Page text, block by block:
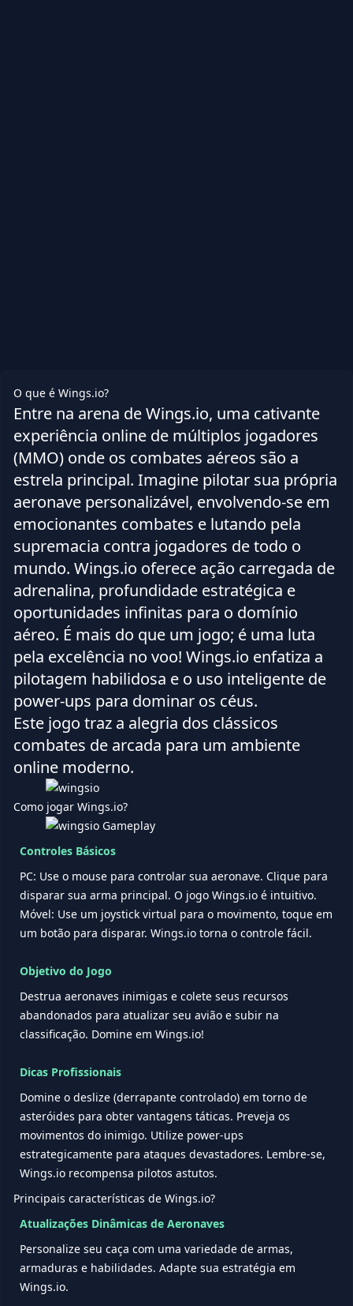
O que é Wings.io?
Entre na arena de Wings.io, uma cativante
experiência online de múltiplos jogadores
(MMO) onde os combates aéreos são a
estrela principal. Imagine pilotar sua própria
aeronave personalizável, envolvendo-se em
emocionantes combates e lutando pela
supremacia contra jogadores de todo o
mundo. Wings.io oferece ação carregada de
adrenalina, profundidade estratégica e
oportunidades infinitas para o domínio
aéreo. É mais do que um jogo; é uma luta
pela excelência no voo! Wings.io enfatiza a
pilotagem habilidosa e o uso inteligente de
power-ups para dominar os céus.
Este jogo traz a alegria dos clássicos
combates de arcada para um ambiente
online moderno.
Como jogar Wings.io?
Controles Básicos
PC: Use o mouse para controlar sua aeronave. Clique para
disparar sua arma principal. O jogo Wings.io é intuitivo.
Móvel: Use um joystick virtual para o movimento, toque em
um botão para disparar. Wings.io torna o controle fácil.
Objetivo do Jogo
Destrua aeronaves inimigas e colete seus recursos
abandonados para atualizar seu avião e subir na
classificação. Domine em Wings.io!
Dicas Profissionais
Domine o deslize (derrapante controlado) em torno de
asteróides para obter vantagens táticas. Preveja os
movimentos do inimigo. Utilize power-ups
estrategicamente para ataques devastadores. Lembre-se,
Wings.io recompensa pilotos astutos.
Principais características de Wings.io?
Atualizações Dinâmicas de Aeronaves
Personalize seu caça com uma variedade de armas,
armaduras e habilidades. Adapte sua estratégia em
Wings.io.